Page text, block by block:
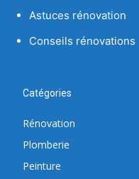
Astuces rénovation
Conseils rénovations
Catégories
Rénovation
Plomberie
Peinture